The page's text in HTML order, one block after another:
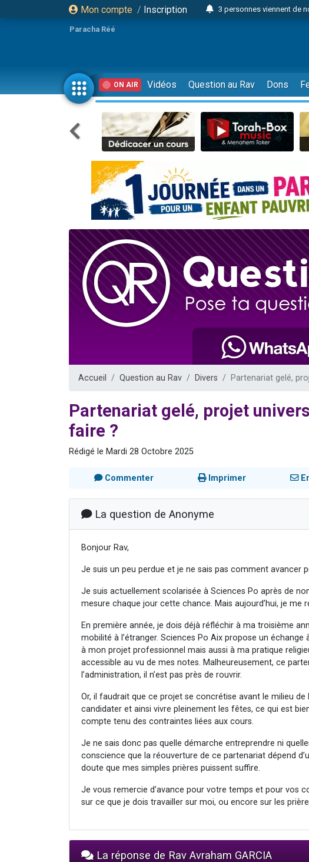
Mon compte / Inscription
3 personnes viennent de
3 personnes
3 personnes
2 personnes viennent de
13 personnes viennent
30 personnes
Il reste 49 places pour
12 nouvelles
2 personnes viennent de
2 nouvelles musiques
3 personnes viennent de
8 personnes viennent
Nouvelle émission radio :
61 personnes viennent
Ariel vient de donner son
Nathaniel vient de donner
4 personnes viennent de
Paracha Réé
ON AIR Vidéos Question au Rav Dons
Accueil Question au Rav Divers Partenariat gelé,
Partenariat gelé, projet
faire ?
Rédigé le Mardi 28 Octobre 2025
Commenter Imprimer
La question de Anonyme
Bonjour Rav,
Je suis un peu perdue et je ne sais pas comment avancer
Je suis actuellement scolarisée à Sciences Po après de
mesure chaque jour cette chance. Mais aujourd’hui, je me
En première année, je dois déjà réfléchir à ma troisième
mobilité à l’étranger. Sciences Po Aix propose un
à mon projet professionnel mais aussi à ma pratique
accessible au vu de mes notes. Malheureusement, ce
l’administration, il n’est pas près de rouvrir.
Or, il faudrait que ce projet se concrétise avant le milieu de
candidater et ainsi vivre pleinement les fêtes, ce qui est
compte tenu des contraintes liées aux cours.
Je ne sais donc pas quelle démarche entreprendre ni
conscience que la réouverture de ce partenariat dépend
doute que mes simples prières puissent suffire.
Je vous remercie d’avance pour votre temps et pour vos
sur ce que je dois travailler sur moi, ou encore sur les
La réponse de Rav Avraham GARCIA